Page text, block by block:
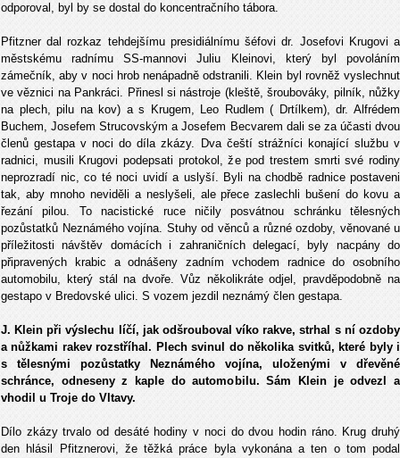
odporoval, byl by se dostal do koncentračního tábora.
Pfitzner dal rozkaz tehdejšímu presidiálnímu šéfovi dr. Josefovi Krugovi a
městskému radnímu SS-mannovi Juliu Kleinovi, který byl povoláním
zámečník, aby v noci hrob nenápadně odstranili. Klein byl rovněž vyslechnut
ve věznici na Pankráci. Přinesl si nástroje (kleště, šroubováky, pilník, nůžky
na plech, pilu na kov) a s Krugem, Leo Rudlem ( Drtílkem), dr. Alfrédem
Buchem, Josefem Strucovským a Josefem Becvarem dali se za účasti dvou
členů gestapa v noci do díla zkázy. Dva čeští strážníci konající službu v
radnici, musili Krugovi podepsati protokol, že pod trestem smrti své rodiny
neprozradí nic, co té noci uvidí a uslyší. Byli na chodbě radnice postaveni
tak, aby mnoho neviděli a neslyšeli, ale přece zaslechli bušení do kovu a
řezání pilou. To nacistické ruce ničily posvátnou schránku tělesných
pozůstatků Neznámého vojína. Stuhy od věnců a různé ozdoby, věnované u
příležitosti návštěv domácích i zahraničních delegací, byly nacpány do
připravených krabic a odnášeny zadním vchodem radnice do osobního
automobilu, který stál na dvoře. Vůz několikráte odjel, pravděpodobně na
gestapo v Bredovské ulici. S vozem jezdil neznámý člen gestapa.
J. Klein při výslechu líčí, jak odšrouboval víko rakve, strhal s ní ozdoby
a nůžkami rakev rozstříhal. Plech svinul do několika svitků, které byly i
s tělesnými pozůstatky Neznámého vojína, uloženými v dřevěné
schránce, odneseny z kaple do automobilu. Sám Klein je odvezl a
vhodil u Troje do Vltavy.
Dílo zkázy trvalo od desáté hodiny v noci do dvou hodin ráno. Krug druhý
den hlásil Pfitznerovi, že těžká práce byla vykonána a ten o tom podal